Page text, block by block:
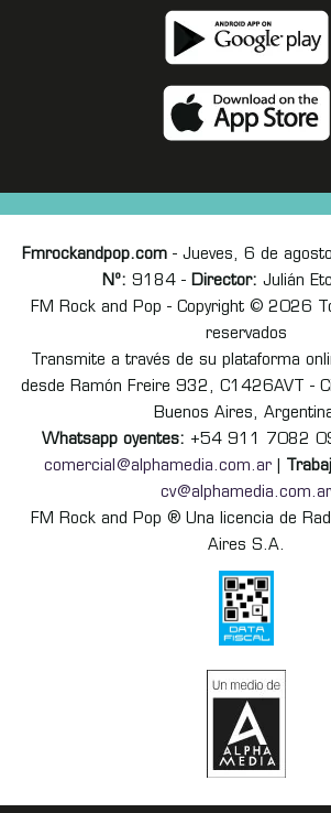
Fmrockandpop.com- Jueves, 6 de
Nº: 9184 - Director: Julián
FM Rock and Pop - Copyright © 2026
reservados
Transmite a través de su plataforma
desde Ramón Freire 932, C1426AVT -
Buenos Aires,
Whatsapp oyentes: +54 911 7082
comercial@alphamedia.com.ar
cv@alphamedia.com.ar
FM Rock and Pop ® Una licencia de
Aires S.A.